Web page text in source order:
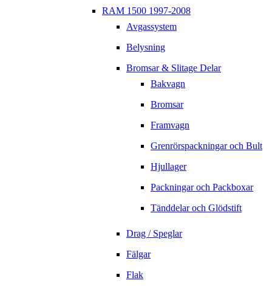
RAM 1500 1997-2008
Avgassystem
Belysning
Bromsar & Slitage Delar
Bakvagn
Bromsar
Framvagn
Grenrörspackningar och Bult
Hjullager
Packningar och Packboxar
Tänddelar och Glödstift
Drag / Speglar
Fälgar
Flak